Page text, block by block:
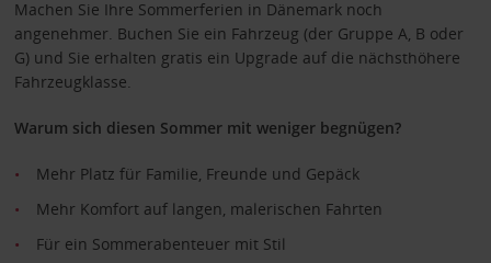
Machen Sie Ihre Sommerferien in Dänemark noch
angenehmer. Buchen Sie ein Fahrzeug (der Gruppe A, B oder
G) und Sie erhalten gratis ein Upgrade auf die nächsthöhere
Fahrzeugklasse.
Warum sich diesen Sommer mit weniger begnügen?
Mehr Platz für Familie, Freunde und Gepäck
Mehr Komfort auf langen, malerischen Fahrten
Für ein Sommerabenteuer mit Stil